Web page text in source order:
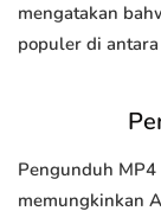
mengatakan
populer di
Pengunduh
memungkinkan